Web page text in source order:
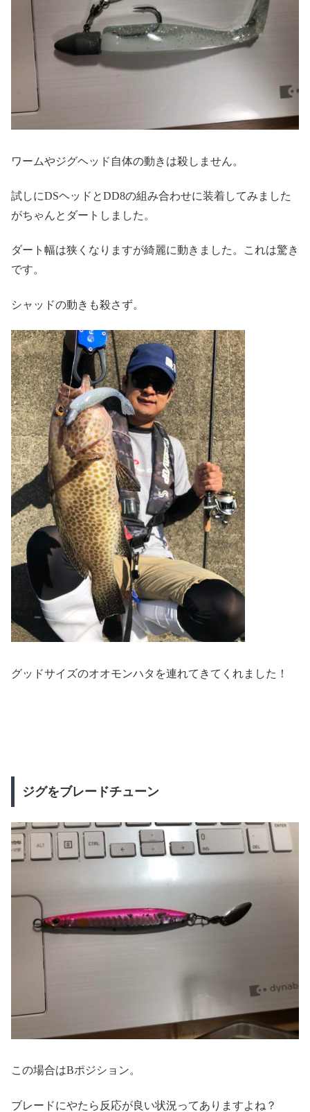
ワームやジグヘッド自体の動きは殺しません。
試しにDSヘッドとDD8の組み合わせに装着してみました
がちゃんとダートしました。
ダート幅は狭くなりますが綺麗に動きました。これは驚き
です。
シャッドの動きも殺さず。
グッドサイズのオオモンハタを連れてきてくれました！
ジグをブレードチューン
この場合はBポジション。
ブレードにやたら反応が良い状況ってありますよね？